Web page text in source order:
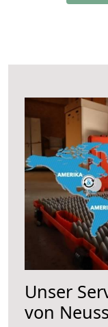
Unser
von